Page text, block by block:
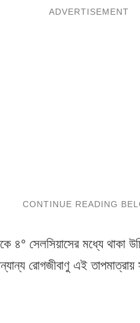
৪° সেলসিয়াসের মধ্যে থাকা
রোগজীবাণু এই তাপমাত্রায়